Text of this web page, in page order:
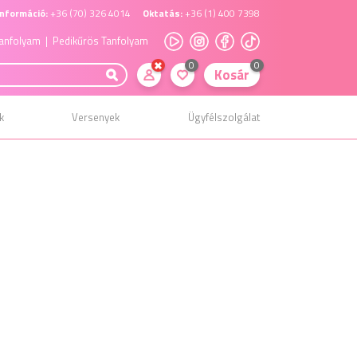
+36 (70) 326 4014 Oktatás: +36 (1) 400 7398
| Pedikűrös Tanfolyam
0 Kosár 0
Versenyek Ügyfélszolgálat